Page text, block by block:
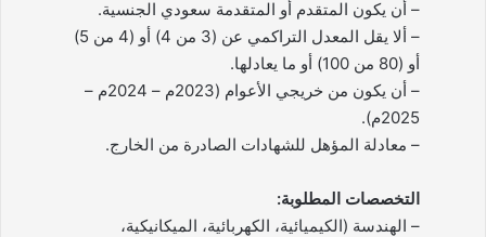
– أن يكون المتقدم أو المتقدمة سعودي الجنسية.
– ألا يقل المعدل التراكمي عن (3 من 4) أو (4 من 5)
أو (80 من 100) أو ما يعادلها.
– أن يكون من خريجي الأعوام (2023م – 2024م –
2025م).
– معادلة المؤهل للشهادات الصادرة من الخارج.
التخصصات المطلوبة:
– الهندسة (الكيميائية، الكهربائية، الميكانيكية،